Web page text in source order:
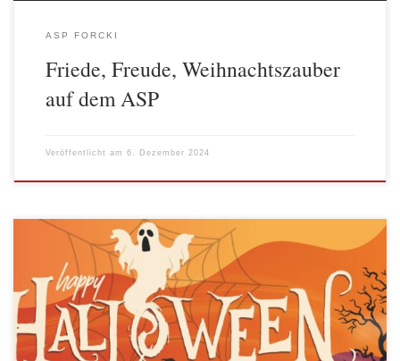
ASP FORCKI
Friede, Freude, Weihnachtszauber
auf dem ASP
Veröffentlicht am 6. Dezember 2024
Alljährlich gibt es auf dem ASP Forcki eine große Halloweenparty
mit Kürbissuppe, Feuerskulptur, Siebdruck von der Villa Pelikan,
Demo durch den Kiez und vielem mehr. Die ganze Nachbarschaft,
Groß und Klein und auch einigen grusligen Gestalten sind dabei